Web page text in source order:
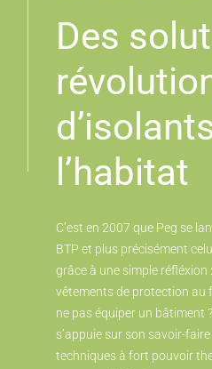
Des
l’habitat
C’est en 2007 que Peg se
BTP et plus précisément
grâce à une simple réfléxion
vêtements de protection au
ne pas équiper un bâtiment
s’appuie sur son savoir-
techniques à fort pouvoir